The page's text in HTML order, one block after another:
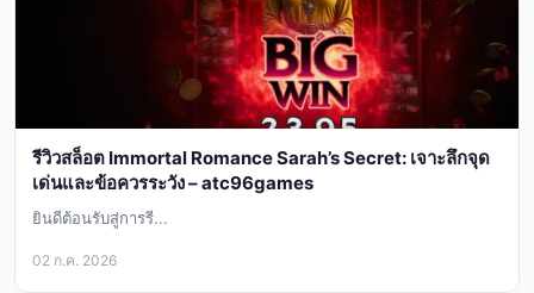
รีวิวสล็อต Immortal Romance Sarah’s Secret: เจาะลึกจุด
เด่นและข้อควรระวัง – atc96games
ยินดีต้อนรับสู่การรี...
02 ก.ค. 2026